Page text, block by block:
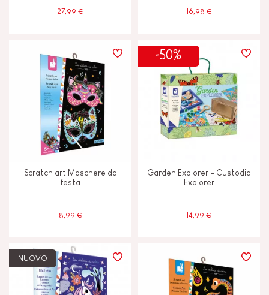
6 - 7 anni
8 anni in su
27,99 € 16,98 €
Scratch art Maschere da
festa
8,99 €
-50%
Garden Explorer - Custodia
Explorer
14,99 €
NUOVO